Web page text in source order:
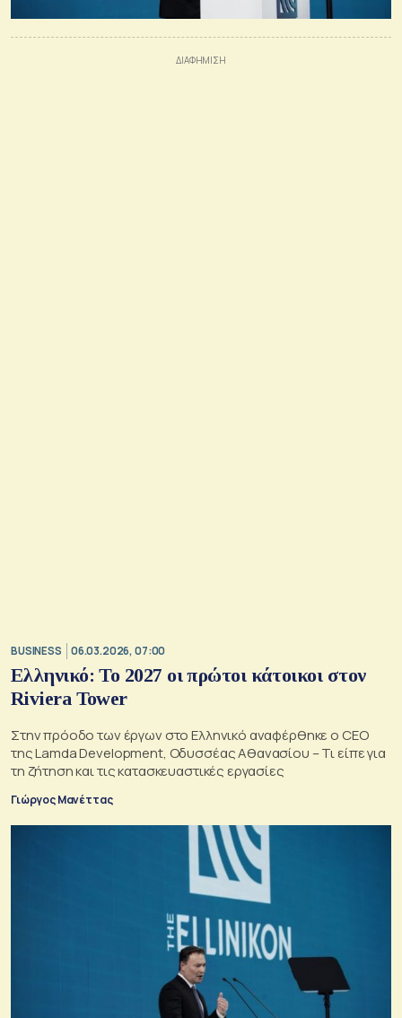
BUSINESS 06.03.2026, 07:00
Ελληνικό: Το 2027 οι πρώτοι κάτοικοι στον
Riviera Tower
Στην πρόοδο των έργων στο Ελληνικό αναφέρθηκε ο CEO
της Lamda Development, Οδυσσέας Αθανασίου – Τι είπε για
τη ζήτηση και τις κατασκευαστικές εργασίες
Γιώργος Μανέττας